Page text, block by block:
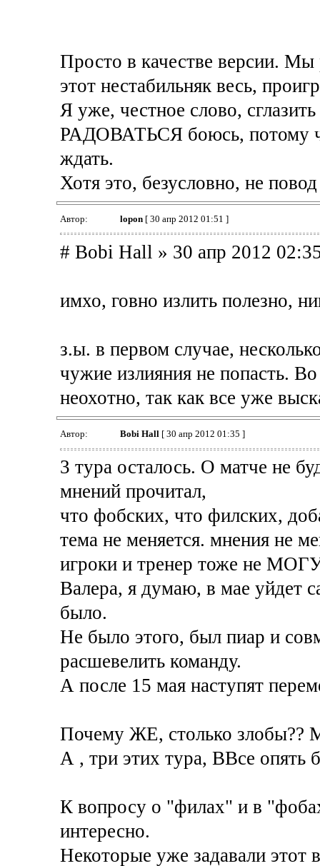
Просто в качестве версии. Мы
этот нестабильняк весь,
Я уже, честное слово,
РАДОВАТЬСЯ боюсь, потому
ждать.
Хотя это, безусловно, не
Автор: lopon[ 30 апр 2012 01:51 ]
# Bobi Hall » 30 апр 2012
имхо, говно излить полезно,
з.ы. в первом случае,
чужие излияния не попасть.
неохотно, так как все уже
Автор: Bobi Hall [ 30 апр 2012 01:35 ]
3 тура осталось. О матче не
мнений прочитал,
что фобских, что филских,
тема не меняется. мнения не
игроки и тренер тоже не
Валера, я думаю, в мае уйдет
было.
Не было этого, был пиар и
расшевелить команду.
А после 15 мая наступят
Почему ЖЕ, столько злобы??
А , три этих тура, ВВсе опять
К вопросу о "филах" и в
интересно.
Некоторые уже задавали этот